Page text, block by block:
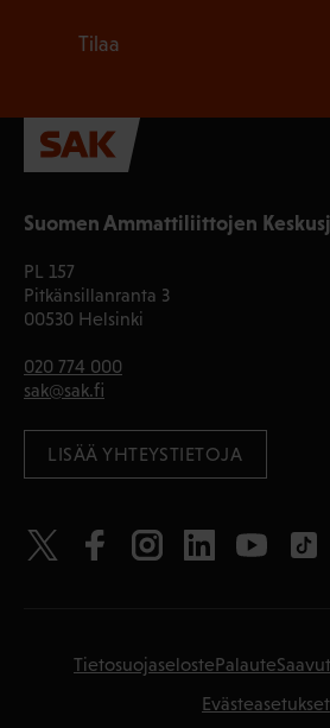
Suomen Ammattiliittojen
PL 157
Pitkänsillanranta 3
00530 Helsinki
020 774 000
sak@sak.fi
LISÄÄ YHTEYSTIETOJA
Tilaa
TietosuojaselostePalaute
Evästeasetukset